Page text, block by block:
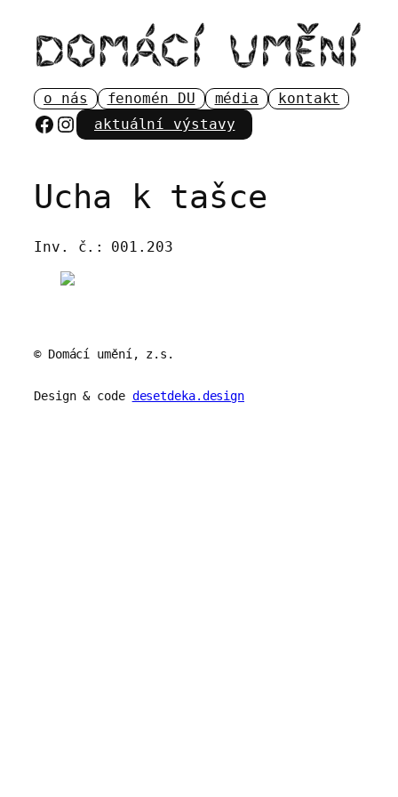
obsah
o nás fenomén DU média kontakt
Facebook
Instagram
aktuální výstavy
Ucha k tašce
Inv. č.: 001.203
© Domácí umění, z.s.
Design & code desetdeka.design